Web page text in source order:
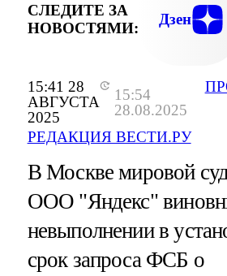
15:41 28
АВГУСТА
2025
15:54
28.08.2025
РЕДАКЦИЯ ВЕСТИ.РУ
СЛЕДИТЕ ЗА
НОВОСТЯМИ:
Дзен
В Москве мировой
ООО "Яндекс"
невыполнении в
срок запроса ФСБ о